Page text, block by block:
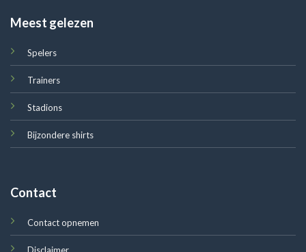
Meest gelezen
Spelers
Trainers
Stadions
Bijzondere shirts
Contact
Contact opnemen